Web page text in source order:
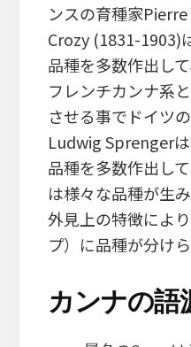
ンスの育種家
Crozy (1831-1903)
品種を多数作出し
フレンチカンナ系
させる事でドイツ
Ludwig Sprenger
品種を多数作出し
は様々な品種が生
外見上の特徴によ
プ）に品種が分けら
カンナの語